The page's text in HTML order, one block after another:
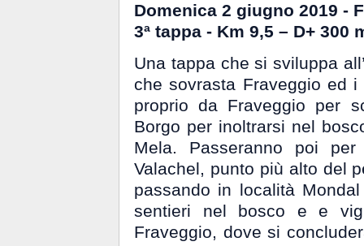
Domenica 2 giugno 2019 -
3ª tappa - Km 9,5 – D+ 300
Una tappa che si sviluppa
che sovrasta Fraveggio ed
proprio da Fraveggio per
Borgo per inoltrarsi nel
Mela. Passeranno poi
Valachel, punto più alto del
passando in località
sentieri nel bosco e e
Fraveggio, dove si